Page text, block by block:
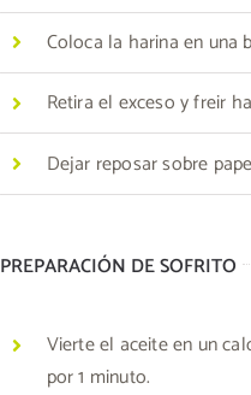
Coloca la harina en una
Retira el exceso y freir
Dejar reposar sobre
PREPARACIÓN DE SOFRITO
Vierte el aceite en un
por 1 minuto.